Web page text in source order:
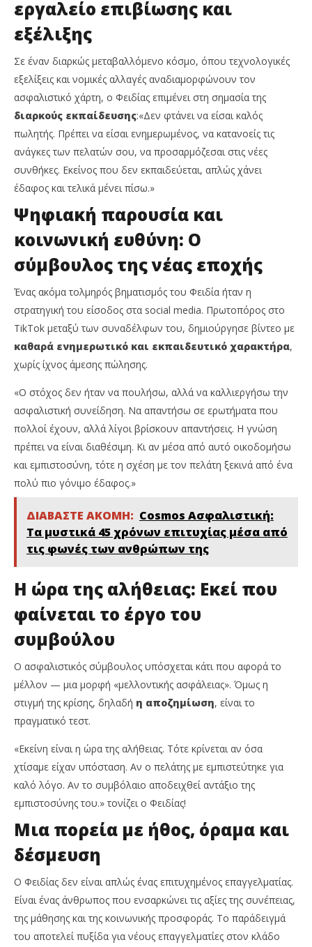
εργαλείο επιβίωσης και
εξέλιξης
Σε έναν διαρκώς μεταβαλλόμενο κόσμο, όπου τεχνολογικές
εξελίξεις και νομικές αλλαγές αναδιαμορφώνουν τον
ασφαλιστικό χάρτη, ο Φειδίας επιμένει στη σημασία της
διαρκούς εκπαίδευσης:«Δεν φτάνει να είσαι καλός
πωλητής. Πρέπει να είσαι ενημερωμένος, να κατανοείς τις
ανάγκες των πελατών σου, να προσαρμόζεσαι στις νέες
συνθήκες. Εκείνος που δεν εκπαιδεύεται, απλώς χάνει
έδαφος και τελικά μένει πίσω.»
Ψηφιακή παρουσία και
κοινωνική ευθύνη: Ο
σύμβουλος της νέας εποχής
Ένας ακόμα τολμηρός βηματισμός του Φειδία ήταν η
στρατηγική του είσοδος στα social media. Πρωτοπόρος στο
TikTok μεταξύ των συναδέλφων του, δημιούργησε βίντεο με
καθαρά ενημερωτικό και εκπαιδευτικό χαρακτήρα,
χωρίς ίχνος άμεσης πώλησης.
«Ο στόχος δεν ήταν να πουλήσω, αλλά να καλλιεργήσω την
ασφαλιστική συνείδηση. Να απαντήσω σε ερωτήματα που
πολλοί έχουν, αλλά λίγοι βρίσκουν απαντήσεις. Η γνώση
πρέπει να είναι διαθέσιμη. Κι αν μέσα από αυτό οικοδομήσω
και εμπιστοσύνη, τότε η σχέση με τον πελάτη ξεκινά από ένα
πολύ πιο γόνιμο έδαφος.»
ΔΙΑΒΑΣΤΕ ΑΚΟΜΗ: Cosmos Ασφαλιστική:
Τα μυστικά 45 χρόνων επιτυχίας μέσα από
τις φωνές των ανθρώπων της
Η ώρα της αλήθειας: Εκεί που
φαίνεται το έργο του
συμβούλου
Ο ασφαλιστικός σύμβουλος υπόσχεται κάτι που αφορά το
μέλλον — μια μορφή «μελλοντικής ασφάλειας». Όμως η
στιγμή της κρίσης, δηλαδή η αποζημίωση, είναι το
πραγματικό τεστ.
«Εκείνη είναι η ώρα της αλήθειας. Τότε κρίνεται αν όσα
χτίσαμε είχαν υπόσταση. Αν ο πελάτης με εμπιστεύτηκε για
καλό λόγο. Αν το συμβόλαιο αποδειχθεί αντάξιο της
εμπιστοσύνης του.» τονίζει ο Φειδίας!
Μια πορεία με ήθος, όραμα και
δέσμευση
Ο Φειδίας δεν είναι απλώς ένας επιτυχημένος επαγγελματίας.
Είναι ένας άνθρωπος που ενσαρκώνει τις αξίες της συνέπειας,
της μάθησης και της κοινωνικής προσφοράς. Το παράδειγμά
του αποτελεί πυξίδα για νέους επαγγελματίες στον κλάδο